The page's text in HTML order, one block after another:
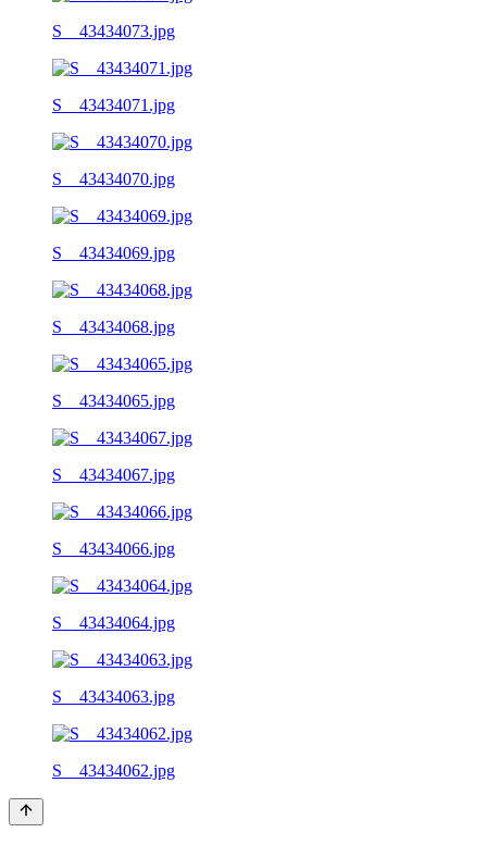
S__43434073.jpg
S__43434071.jpg
S__43434070.jpg
S__43434069.jpg
S__43434068.jpg
S__43434065.jpg
S__43434067.jpg
S__43434066.jpg
S__43434064.jpg
S__43434063.jpg
S__43434062.jpg